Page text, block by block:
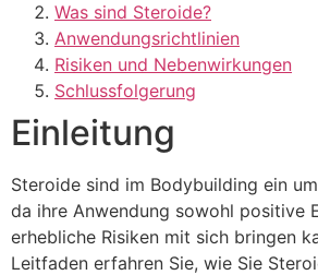
Was sind Steroide?
Anwendungsrichtlinien
Risiken und Nebenwirkungen
Schlussfolgerung
Einleitung
Steroide sind im Bodybuilding ein
da ihre Anwendung sowohl positive
erhebliche Risiken mit sich bringen
Leitfaden erfahren Sie, wie Sie